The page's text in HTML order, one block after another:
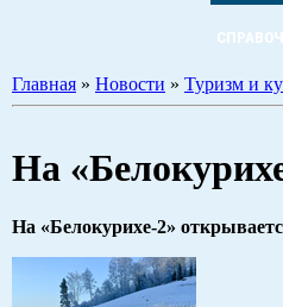
Главная » Новости » Туризм и
На
На «Белокурихе-2»